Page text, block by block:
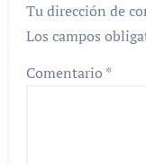
Tu dirección de
Los campos
Comentario *